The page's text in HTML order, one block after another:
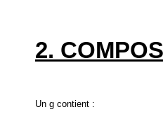
2.
Un g contient :